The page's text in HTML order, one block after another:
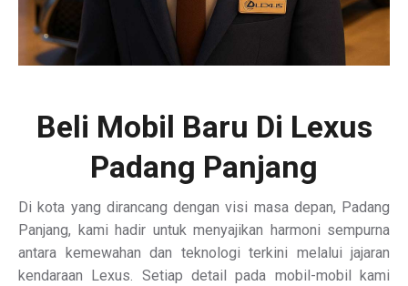
Beli Mobil Baru Di Lexus
Padang Panjang
Di kota yang dirancang dengan visi masa depan, Padang
Panjang, kami hadir untuk menyajikan harmoni sempurna
antara kemewahan dan teknologi terkini melalui jajaran
kendaraan Lexus. Setiap detail pada mobil-mobil kami